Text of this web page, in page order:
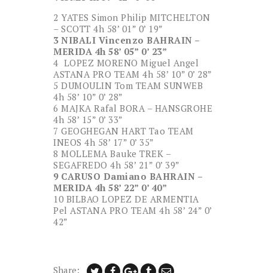
2 YATES Simon Philip MITCHELTON
– SCOTT 4h 58’ 01” 0’ 19”
3 NIBALI Vincenzo BAHRAIN –
MERIDA 4h 58’ 05” 0’ 23”
4 LOPEZ MORENO Miguel Angel
ASTANA PRO TEAM 4h 58’ 10” 0’ 28”
5 DUMOULIN Tom TEAM SUNWEB
4h 58’ 10” 0’ 28”
6 MAJKA Rafal BORA – HANSGROHE
4h 58’ 15” 0’ 33”
7 GEOGHEGAN HART Tao TEAM
INEOS 4h 58’ 17” 0’ 35”
8 MOLLEMA Bauke TREK –
SEGAFREDO 4h 58’ 21” 0’ 39”
9 CARUSO Damiano BAHRAIN –
MERIDA 4h 58’ 22” 0’ 40”
10 BILBAO LOPEZ DE ARMENTIA
Pel ASTANA PRO TEAM 4h 58’ 24” 0’
42”
Share: